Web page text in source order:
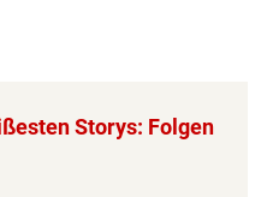
Storys: Folgen